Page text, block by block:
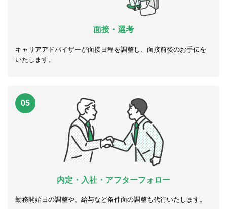
面接・選考
キャリアアドバイザーが面接日程を調整し、面接前後のお手伝を
いたします。
05
内定・入社・アフターフォロー
勤務開始日の調整や、給与など条件面の調整も代行いたします。